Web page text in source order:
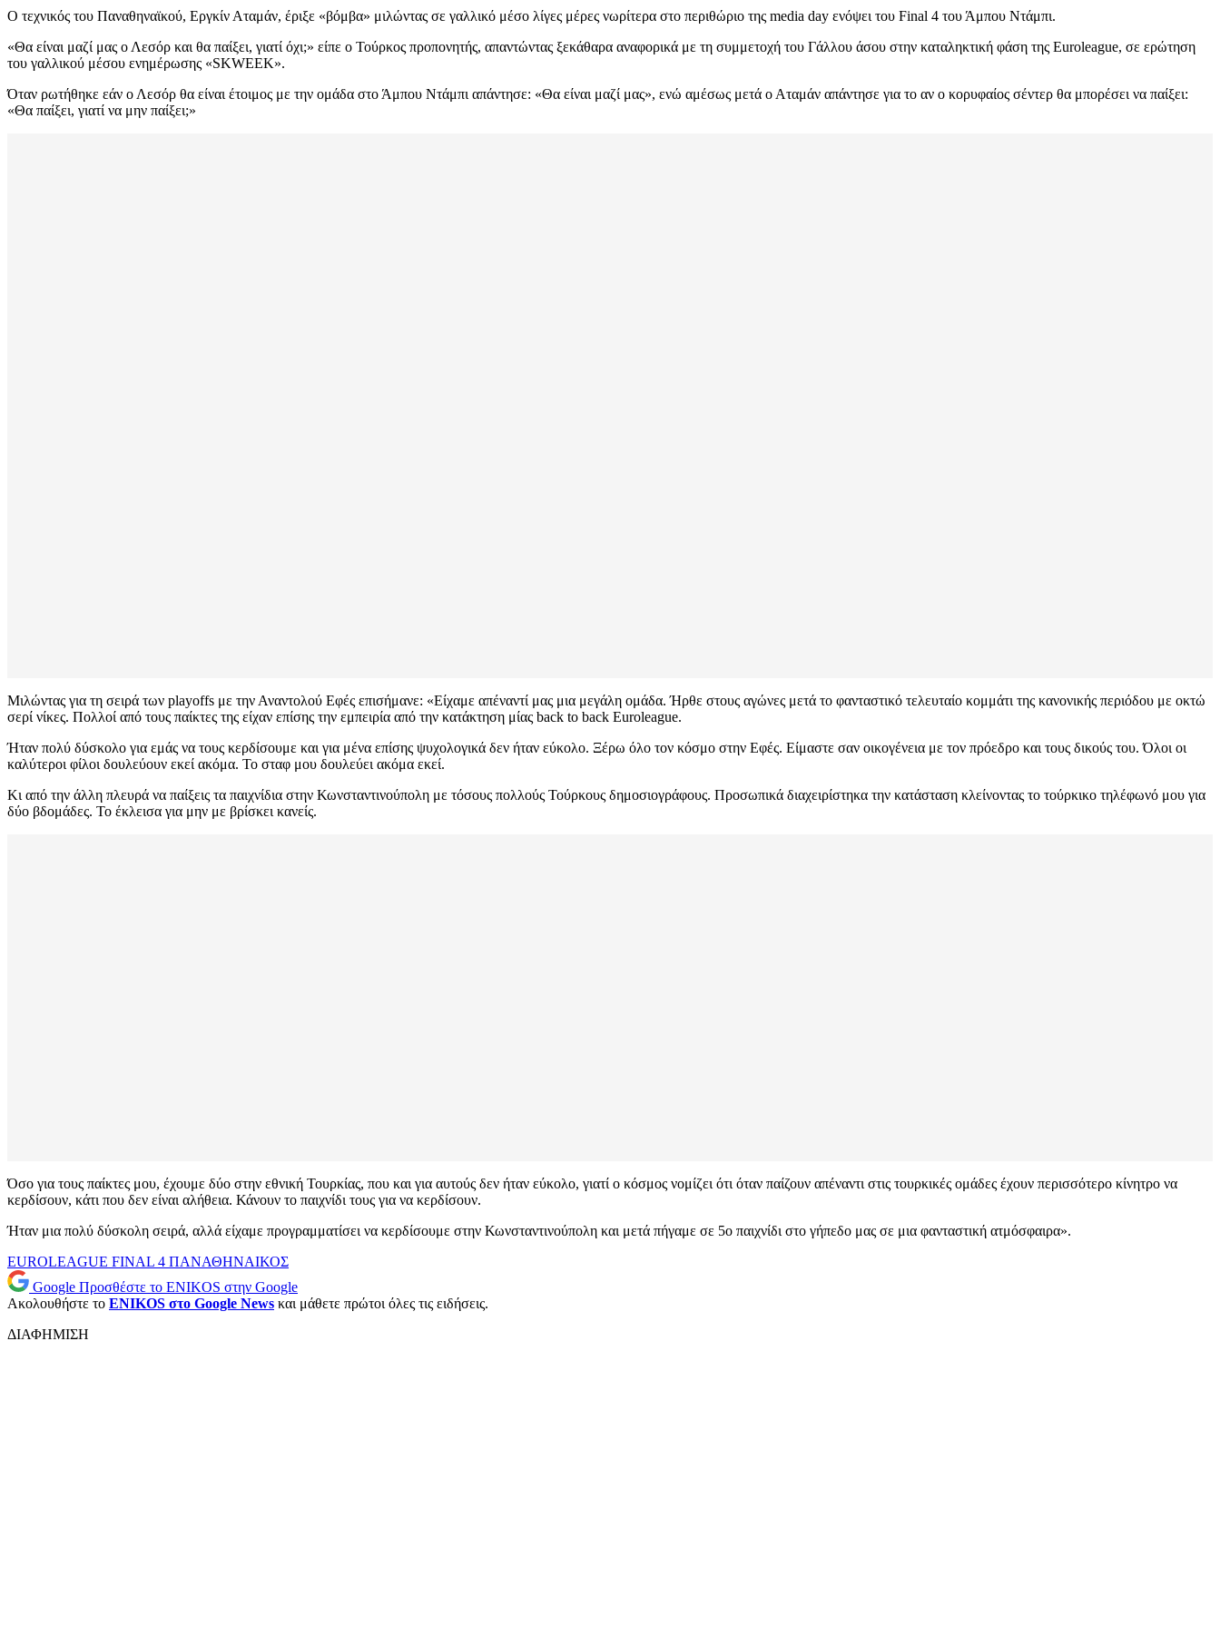
Ο τεχνικός του Παναθηναϊκού, Εργκίν Αταμάν, έριξε «βόμβα» μιλώντας σε γαλλικό μέσο λίγες μέρες νωρίτερα στο περιθώριο της media day ενόψει του Final 4 του Άμπου Ντάμπι.
«Θα είναι μαζί μας ο Λεσόρ και θα παίξει, γιατί όχι;» είπε ο Τούρκος προπονητής, απαντώντας ξεκάθαρα αναφορικά με τη συμμετοχή του Γάλλου άσου στην καταληκτική φάση της Euroleague, σε ερώτηση
του γαλλικού μέσου ενημέρωσης «SKWEEK».
Όταν ρωτήθηκε εάν ο Λεσόρ θα είναι έτοιμος με την ομάδα στο Άμπου Ντάμπι απάντησε: «Θα είναι μαζί μας», ενώ αμέσως μετά ο Αταμάν απάντησε για το αν ο κορυφαίος σέντερ θα μπορέσει να παίξει:
«Θα παίξει, γιατί να μην παίξει;»
Μιλώντας για τη σειρά των playoffs με την Αναντολού Εφές επισήμανε: «Είχαμε απέναντί μας μια μεγάλη ομάδα. Ήρθε στους αγώνες μετά το φανταστικό τελευταίο κομμάτι της κανονικής περιόδου με οκτώ
σερί νίκες. Πολλοί από τους παίκτες της είχαν επίσης την εμπειρία από την κατάκτηση μίας back to back Euroleague.
Ήταν πολύ δύσκολο για εμάς να τους κερδίσουμε και για μένα επίσης ψυχολογικά δεν ήταν εύκολο. Ξέρω όλο τον κόσμο στην Εφές. Είμαστε σαν οικογένεια με τον πρόεδρο και τους δικούς του. Όλοι οι
καλύτεροι φίλοι δουλεύουν εκεί ακόμα. Το σταφ μου δουλεύει ακόμα εκεί.
Κι από την άλλη πλευρά να παίξεις τα παιχνίδια στην Κωνσταντινούπολη με τόσους πολλούς Τούρκους δημοσιογράφους. Προσωπικά διαχειρίστηκα την κατάσταση κλείνοντας το τούρκικο τηλέφωνό μου για
δύο βδομάδες. Το έκλεισα για μην με βρίσκει κανείς.
Όσο για τους παίκτες μου, έχουμε δύο στην εθνική Τουρκίας, που και για αυτούς δεν ήταν εύκολο, γιατί ο κόσμος νομίζει ότι όταν παίζουν απέναντι στις τουρκικές ομάδες έχουν περισσότερο κίνητρο να
κερδίσουν, κάτι που δεν είναι αλήθεια. Κάνουν το παιχνίδι τους για να κερδίσουν.
Ήταν μια πολύ δύσκολη σειρά, αλλά είχαμε προγραμματίσει να κερδίσουμε στην Κωνσταντινούπολη και μετά πήγαμε σε 5ο παιχνίδι στο γήπεδο μας σε μια φανταστική ατμόσφαιρα».
EUROLEAGUE FINAL 4 ΠΑΝΑΘΗΝΑΙΚΟΣ
Google Προσθέστε το ENIKOS στην Google
Ακολουθήστε το ENIKOS στο Google News και μάθετε πρώτοι όλες τις ειδήσεις.
ΔΙΑΦΗΜΙΣΗ